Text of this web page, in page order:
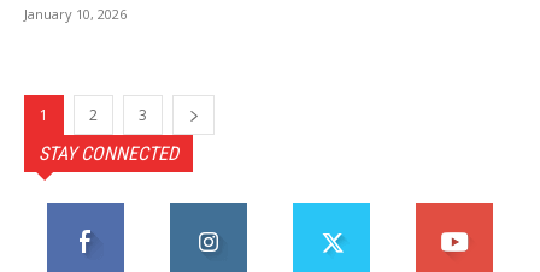
January 10, 2026
1 2 3
STAY CONNECTED